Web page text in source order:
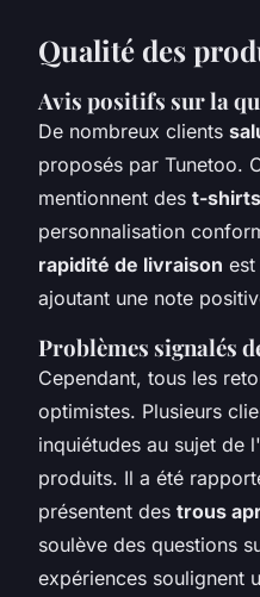
Qualité des
Avis positifs sur la
De nombreux clients
proposés par Tunetoo.
mentionnent des t-
personnalisation
rapidité de livraison
ajoutant une note
Problèmes signalés
Cependant, tous les
optimistes. Plusieurs
inquiétudes au sujet de l'
produits. Il a été
présentent des trous
soulève des questions
expériences soulignent